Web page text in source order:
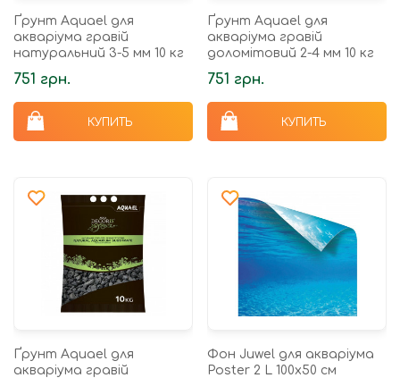
Ґрунт Aquael для
акваріума гравій
натуральний 3-5 мм 10 кг
751 грн.
КУПИТЬ
Ґрунт Aquael для
акваріума гравій
доломітовий 2-4 мм 10 кг
751 грн.
КУПИТЬ
Ґрунт Aquael для
акваріума гравій
Фон Juwel для акваріума
Poster 2 L 100x50 см